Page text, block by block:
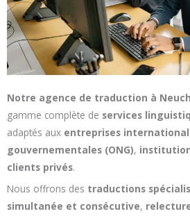
Notre agence de traduction à
gamme complète de services
adaptés aux entreprises
gouvernementales (ONG),
clients privés.
Nous offrons des traductions
simultanée et consécutive,